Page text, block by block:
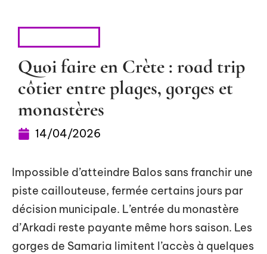
Quoi faire en Crète : road trip
côtier entre plages, gorges et
monastères
14/04/2026
Impossible d’atteindre Balos sans franchir une
piste caillouteuse, fermée certains jours par
décision municipale. L’entrée du monastère
d’Arkadi reste payante même hors saison. Les
gorges de Samaria limitent l’accès à quelques